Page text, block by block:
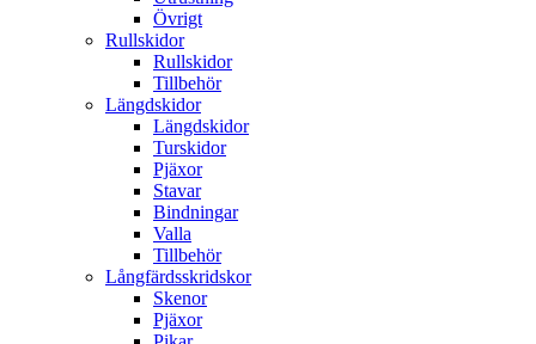
Övrigt
Rullskidor
Rullskidor
Tillbehör
Längdskidor
Längdskidor
Turskidor
Pjäxor
Stavar
Bindningar
Valla
Tillbehör
Långfärdsskridskor
Skenor
Pjäxor